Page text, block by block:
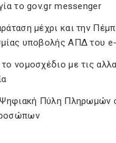
το gov.gr messenger
μέχρι και την
υποβολής ΑΠΔ του
νομοσχέδιο με τις
Ψηφιακή Πύλη Πληρωμών